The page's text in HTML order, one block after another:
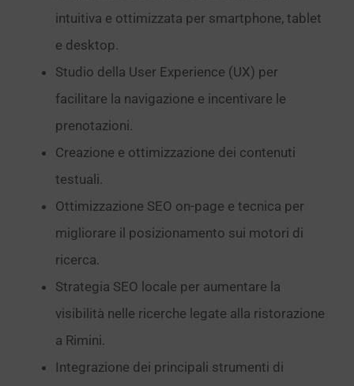
intuitiva e ottimizzata per smartphone, tablet
e desktop.
Studio della User Experience (UX) per
facilitare la navigazione e incentivare le
prenotazioni.
Creazione e ottimizzazione dei contenuti
testuali.
Ottimizzazione SEO on-page e tecnica per
migliorare il posizionamento sui motori di
ricerca.
Strategia SEO locale per aumentare la
visibilità nelle ricerche legate alla ristorazione
a Rimini.
Integrazione dei principali strumenti di